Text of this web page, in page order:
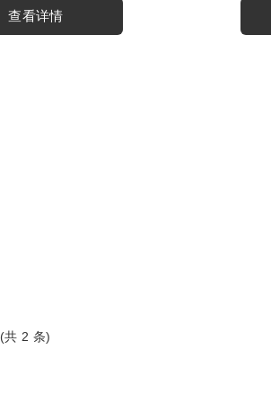
查看详情
(共 2 条)